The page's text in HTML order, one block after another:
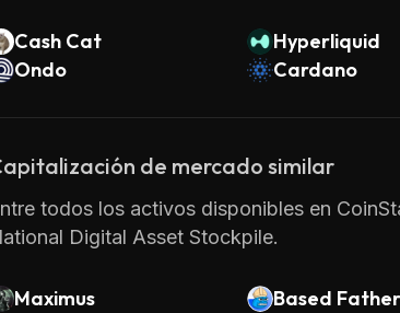
Cash Cat Hyperliquid
Ondo
Cardano
de mercado similar
todos los activos disponibles en
Digital Asset Stockpile.
Maximus Based